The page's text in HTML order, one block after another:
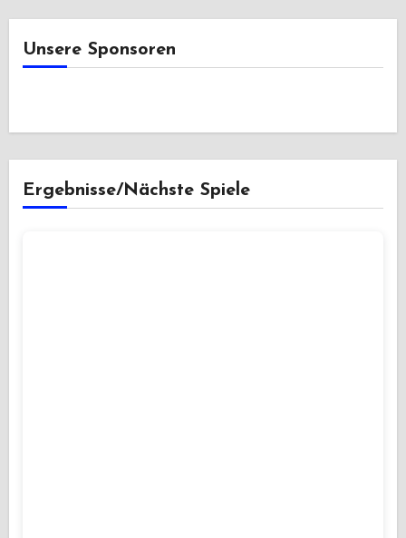
Unsere Sponsoren
Ergebnisse/Nächste Spiele